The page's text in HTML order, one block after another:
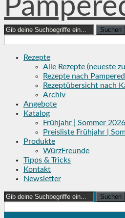
Search
for:
Rezepte
Alle Rezepte (neueste
Rezepte nach
Rezeptübersicht nach
Archiv
Angebote
Katalog
Frühjahr | Sommer 2026
Preisliste Frühjahr |
Produkte
WürzFreunde
Tipps & Tricks
Kontakt
Newsletter
Search
for: